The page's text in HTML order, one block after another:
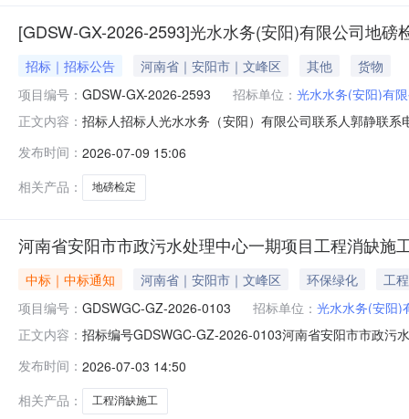
[GDSW-GX-2026-2593]光水水务(安阳)有限公司地磅
招标｜招标公告 河南省｜安阳市｜文峰区 其他
货物
项目编号： GDSW-GX-2026-2593 招标单位： 光水水务(安阳)有
正文内容： 招标人招标人光水水务（安阳）有限公司联系人郭静联
发布时间： 2026-07-09 15:06
相关产品：
地磅检定
河南省安阳市市政污水处理中心一期项目工程消缺施
中标｜中标通知 河南省｜安阳市｜文峰区 环保绿化
工程
项目编号： GDSWGC-GZ-2026-0103 招标单位： 光水水务(安阳)
正文内容： 招标编号GDSWGC-GZ-2026-0103河南省安阳市市政污
发布时间： 2026-07-03 14:50
相关产品：
工程消缺施工